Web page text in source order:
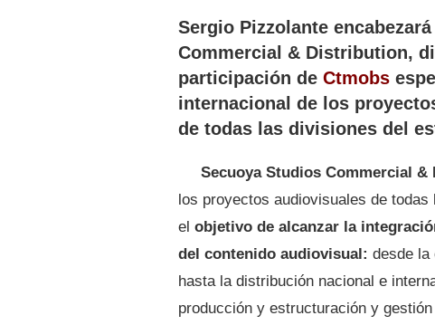
Sergio Pizzolante
Commercial & Distribution,
participación de Ctmobs
internacional de los
de todas las divisiones del
Secuoya Studios Commercial
los proyectos audiovisuales de
el objetivo de alcanzar la
del contenido audiovisual: desde la
hasta la distribución nacional e
producción y estructuración y